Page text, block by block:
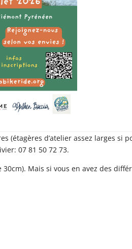
(étagères d’atelier assez larges si
07 81 50 72 73.
Mais si vous en avez des